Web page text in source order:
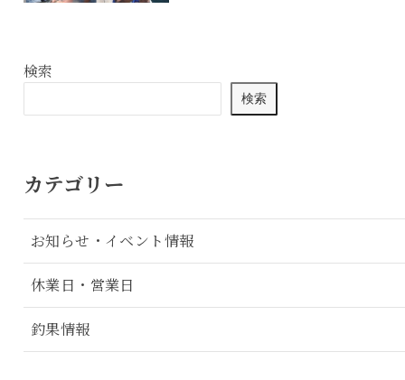
検索
検索
カテゴリー
お知らせ・イベント情報
休業日・営業日
釣果情報